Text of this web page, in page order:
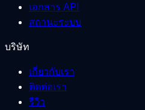
เอกสาร API
สถานะระบบ
บริษัท
เกี่ยวกับเรา
ติดต่อเรา
รีวิว